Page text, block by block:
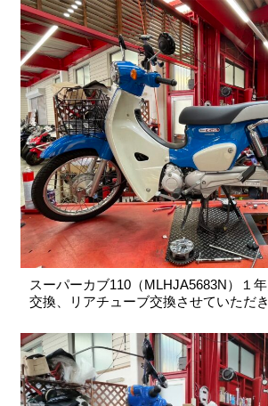
スーパーカブ110（MLHJA5683N）１
交換、リアチューブ交換させていただき